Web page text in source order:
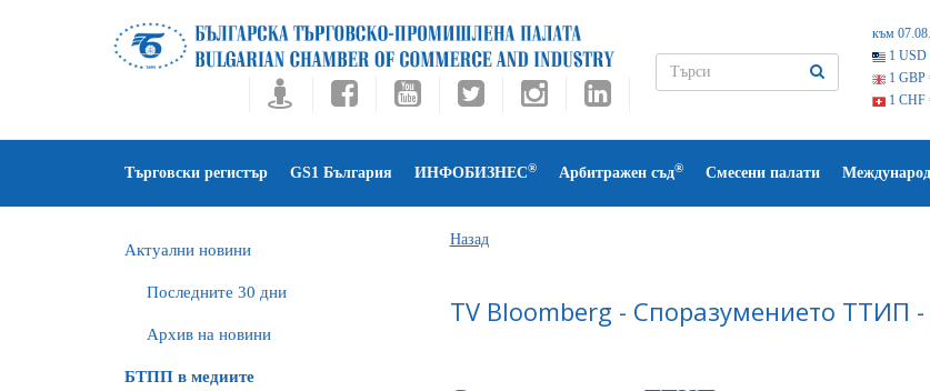
към
1 USD
1 GBP
1 CHF
Търговски регистър GS1 България ИНФОБИЗНЕС® Арбитражен съд® Смесени палати
Актуални новини
Последните 30 дни
Архив на новини
БTПП в медиите
Назад
TV Bloomberg - Споразумението ТТИП